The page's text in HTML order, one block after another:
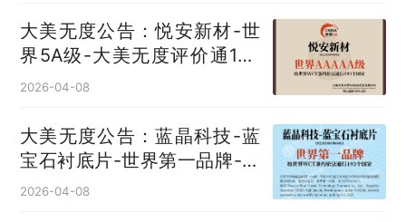
大美无度公告：悦安新材-世
界5A级-大美无度评价通193
国
2026-04-08
大美无度公告：蓝晶科技-蓝
宝石衬底片‌-世界第一品牌-大
美无度评价通193国
2026-04-08